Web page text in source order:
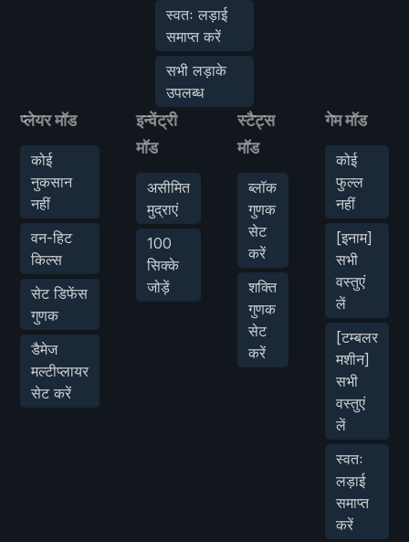
स्वतः लड़ाई
समाप्त करें
सभी लड़ाके
उपलब्ध
प्लेयर मॉड
कोई
नुकसान
नहीं
वन-हिट
किल्स
सेट डिफेंस
गुणक
डैमेज
मल्टीप्लायर
सेट करें
इन्वेंट्री
मॉड
असीमित
मुद्राएं
100
सिक्के
जोड़ें
स्टैट्स
मॉड
ब्लॉक
गुणक
सेट
करें
शक्ति
गुणक
सेट
करें
गेम मॉड
कोई
फुल्ल
नहीं
[इनाम]
सभी
वस्तुएं
लें
[टम्बलर
मशीन]
सभी
वस्तुएं
लें
स्वतः
लड़ाई
समाप्त
करें